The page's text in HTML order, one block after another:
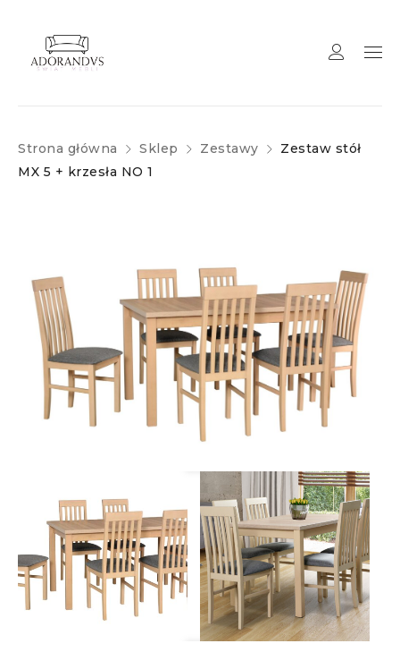
Strona główna Sklep Zestawy
Zestaw stół
MX 5 + krzesła NO 1